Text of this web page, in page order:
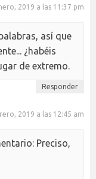
2019 a las 11:37 pm
así que
¿habéis
de extremo.
Responder
2019 a las 12:45 am
Preciso,